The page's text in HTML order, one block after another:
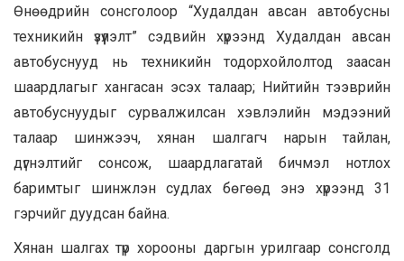
Өнөөдрийн сонсголоор “Худалдан авсан автобусны
техникийн үзүүлэлт” сэдвийн хүрээнд Худалдан авсан
автобуснууд нь техникийн тодорхойлолтод заасан
шаардлагыг хангасан эсэх талаар; Нийтийн тээврийн
автобуснуудыг сурвалжилсан хэвлэлийн мэдээний
талаар шинжээч, хянан шалгагч нарын тайлан,
дүгнэлтийг сонсож, шаардлагатай бичмэл нотлох
баримтыг шинжлэн судлах бөгөөд энэ хүрээнд 31
гэрчийг дуудсан байна.
Хянан шалгах түр хорооны даргын урилгаар сонсголд